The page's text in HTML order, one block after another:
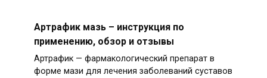
Артрафик мазь – инструкция по
применению, обзор и отзывы
Артрафик — фармакологический препарат в
форме мази для лечения заболеваний суставов